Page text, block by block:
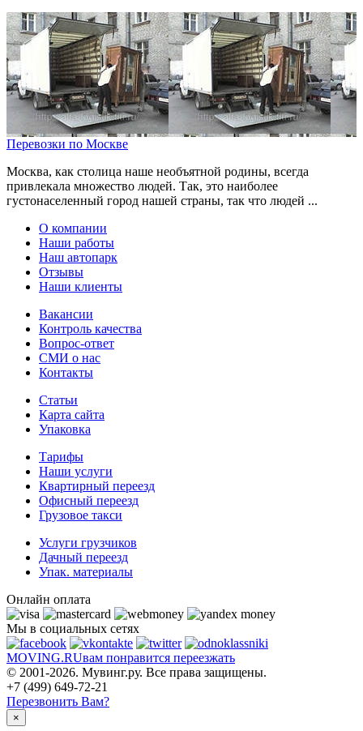
Перевозки по Москве
Москва, как столица наше необъятной родины, всегда
привлекала множество людей. Так, это наиболее
густонаселенный город нашей страны, так что людей ...
О компании
Наши работы
Наш автопарк
Отзывы
Наши клиенты
Вакансии
Контроль качества
Вопрос-ответ
СМИ о нас
Контакты
Статьи
Карта сайта
Упаковка
Тарифы
Наши услуги
Квартирный переезд
Офисный переезд
Грузовое такси
Услуги грузчиков
Дачный переезд
Упак. материалы
Онлайн оплата
Мы в социальных сетях
MOVING.RUвам понравится переезжать
© 2001-2026. Мувинг.ру. Все права защищены.
+7 (499) 649-72-21
Перезвонить Вам?
×